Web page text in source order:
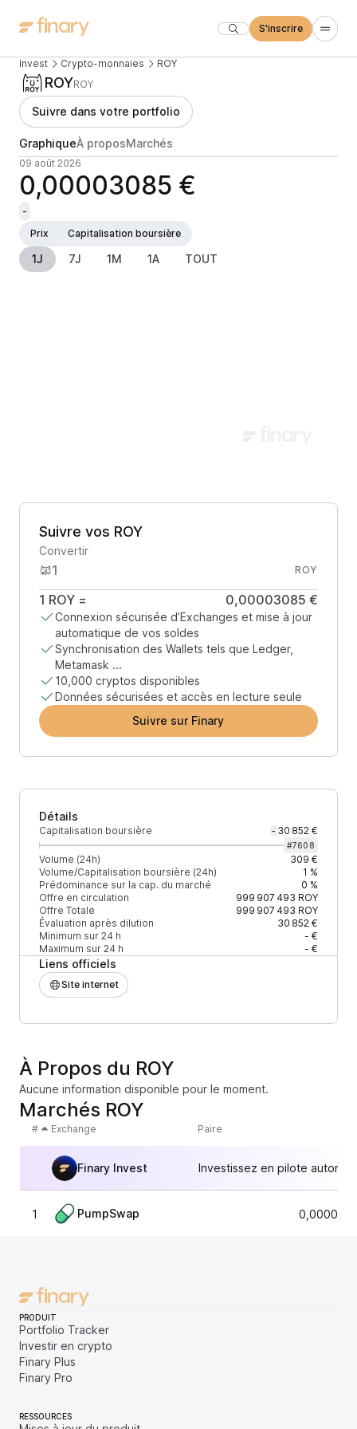
S'inscrire
Invest Crypto-monnaies ROY
ROYROY
Suivre dans votre portfolio
GraphiqueÀ proposMarchés
09 août 2026
0,00003085 €
-
Prix
Capitalisation boursière
1J 7J 1M 1A TOUT
Suivre vos ROY
Convertir
ROY
1 ROY = 0,00003085 €
Connexion sécurisée d’Exchanges et mise à jour
automatique de vos soldes
Synchronisation des Wallets tels que Ledger,
Metamask ...
10,000 cryptos disponibles
Données sécurisées et accès en lecture seule
Suivre sur Finary
Détails
Capitalisation boursière - 30 852 €
#7608
Volume (24h)
309 €
Volume/Capitalisation boursière (24h)
1 %
Prédominance sur la cap. du marché
0 %
Offre en circulation
999 907 493 ROY
Offre Totale
999 907 493 ROY
Évaluation après dilution
30 852 €
Minimum sur 24 h
- €
Maximum sur 24 h
- €
Liens officiels
Site internet
À Propos du ROY
Aucune information disponible pour le moment.
Marchés ROY
# Exchange Paire
Finary Invest Investissez en pilote
1 PumpSwap
PRODUIT
Portfolio Tracker
Investir en crypto
Finary Plus
Finary Pro
RESSOURCES